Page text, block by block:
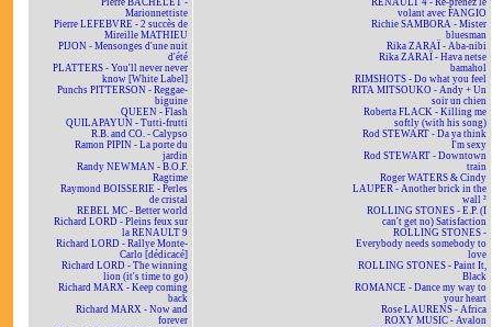
Pierre BACHELET -
Marionnettiste
Pierre LEFEBVRE - 2 succès de
Mireille MATHIEU
PIJON - Mensonges d'une nuit
d'été
PLATTERS - You'll never never
know [White Label]
Punchs PITTERSON - Reggae-
biguine
QUEEN - Flash
QUILAPAYUN - Tutti-frutti
R.B. and CO. - Calypso
Ramon PIPIN - La porte du
jardin
Randy NEWMAN - B.O.F.
Ragtime
Raymond BOISSERIE - Perles
de cristal
REBEL MC - Better world
Richard LORD - Pleins feux sur
la RENAULT 9
Richard LORD - Rallye Monte-
Carlo [dédicacé]
Richard LORD - The winning
lion (it's time to go)
Richard MARX - Keep coming
back
Richard MARX - Now and
forever
RENAULT 4 - Re-prenez le
volant avec FANGIO
Richie SAMBORA - Mister
bluesman
Rika ZARAÏ - Aba-nibi
Rika ZARAÏ - Hava netse
bamahol
RIMSHOTS - Do what you feel
RITA MITSOUKO - Andy + Un
soir un chien
Roberta FLACK - Killing me
softly (with his song)
Rod STEWART - Da ya think
I'm sexy
Rod STEWART - Downtown
train
Roger WATERS & Cindy
LAUPER - Another brick in the
wall ²
ROLLING STONES - E.P. (I
can't get no) Satisfaction
ROLLING STONES -
Everybody needs somebody to
love
ROLLING STONES - Paint It,
Black
ROMANCE - Dance my way to
your heart
Rose LAURENS - Africa
ROXY MUSIC - Avalon